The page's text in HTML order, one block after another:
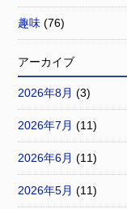
趣味 (76)
アーカイブ
2026年8月 (3)
2026年7月 (11)
2026年6月 (11)
2026年5月 (11)